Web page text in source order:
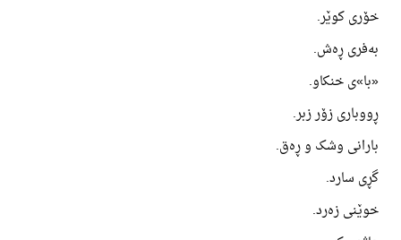
خۆری کوێر.
بەفری ڕەش.
«با»ی خنکاو.
ڕووباری زۆر زبر.
بارانی وشک و ڕەق.
گڕی سارد.
خوێنی زەرد.